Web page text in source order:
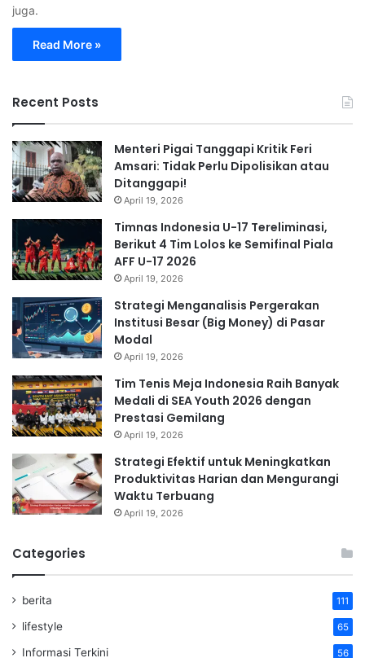
juga.
Read More »
Recent Posts
Menteri Pigai Tanggapi Kritik Feri
Amsari: Tidak Perlu Dipolisikan atau
Ditanggapi!
April 19, 2026
Timnas Indonesia U-17 Tereliminasi,
Berikut 4 Tim Lolos ke Semifinal Piala
AFF U-17 2026
April 19, 2026
Strategi Menganalisis Pergerakan
Institusi Besar (Big Money) di Pasar
Modal
April 19, 2026
Tim Tenis Meja Indonesia Raih Banyak
Medali di SEA Youth 2026 dengan
Prestasi Gemilang
April 19, 2026
Strategi Efektif untuk Meningkatkan
Produktivitas Harian dan Mengurangi
Waktu Terbuang
April 19, 2026
Categories
berita 111
lifestyle 65
Informasi Terkini 56